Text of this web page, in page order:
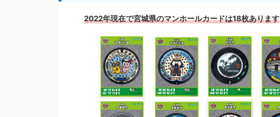
2022年現在で宮城県のマンホールカードは18枚あります